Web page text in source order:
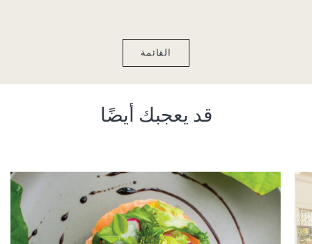
القائمة
قد يعجبك أيضًا